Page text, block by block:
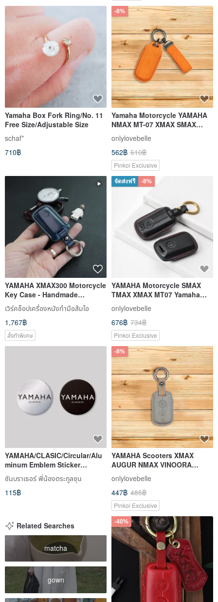
Yamaha Box Fork Ring/No. 11
Free Size/Adjustable Size
schaf*
710฿
-8%
Yamaha Motorcycle YAMAHA
NMAX MT-07 XMAX SMAX
TMAX Yamaha Motorcycle Key
Case
onlylovebelle
562฿ 610฿
Pinkoi Exclusive
YAMAHA XMAX300 Motorcycle
Key Case - Handmade
Cordovan Leather Key
Protector
เวิร์คช็อปเครื่องหนังทำมือส้มโอ
1,767฿
สั่งทำพิเศษ
จัดส่งฟรี -8%
YAMAHA Motorcycle SMAX
TMAX XMAX MT07 Yamaha
Motorcycle Key Cover Leather
Key Case
onlylovebelle
676฿ 734฿
Pinkoi Exclusive
YAMAHA/CLASIC/Circular/Alu
minum Emblem Sticker
SunBrother
ซันบราเธอร์ พี่น้องตระกูลซุน
115฿
-8%
YAMAHA Scooters XMAX
AUGUR NMAX VINOORA
Cygnus X XR
onlylovebelle
447฿ 485฿
Pinkoi Exclusive
Related Searches
matcha
gown
-40%